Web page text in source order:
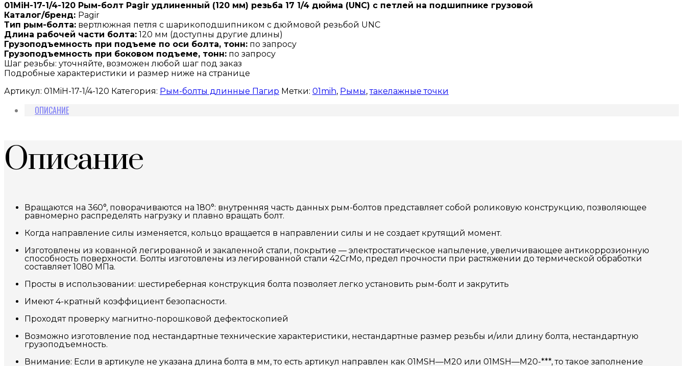
01MiH-17-1/4-120 Рым-болт Pagir удлиненный (120 мм) резьба 17 1/4 дюйма (UNC) с петлей на подшипнике грузовой
Каталог/бренд: Pagir
Тип рым-болта: вертлюжная петля с шарикоподшипником с дюймовой резьбой UNC
Длина рабочей части болта: 120 мм (доступны другие длины)
Грузоподъемность при подъеме по оси болта, тонн: по запросу
Грузоподъемность при боковом подъеме, тонн: по запросу
Шаг резьбы: уточняйте, возможен любой шаг под заказ
Подробные характеристики и размер ниже на странице
Артикул: 01MiH-17-1/4-120 Категория: Рым-болты длинные Пагир Метки: 01mih, Рымы,такелажные точки
ОПИСАНИЕ
Описание
Вращаются на 360°, поворачиваются на 180°: внутренняя часть данных рым-болтов представляет собой роликовую конструкцию, позволяющее
равномерно распределять нагрузку и плавно вращать болт.
Когда направление силы изменяется, кольцо вращается в направлении силы и не создает крутящий момент.
Изготовлены из кованной легированной и закаленной стали, покрытие — электростатическое напыление, увеличивающее антикоррозионную
способность поверхности. Болты изготовлены из легированной стали 42CrMo, предел прочности при растяжении до термической обработки
составляет 1080 МПа.
Просты в использовании: шестиреберная конструкция болта позволяет легко установить рым-болт и закрутить
Имеют 4-кратный коэффициент безопасности.
Проходят проверку магнитно-порошковой дефектоскопией
Возможно изготовление под нестандартные технические характеристики, нестандартные размер резьбы и/или длину болта, нестандартную
грузоподъемность.
Внимание: Если в артикуле не указана длина болта в мм, то есть артикул направлен как 01MSH—M20 или 01MSH—M20-***, то такое заполнение